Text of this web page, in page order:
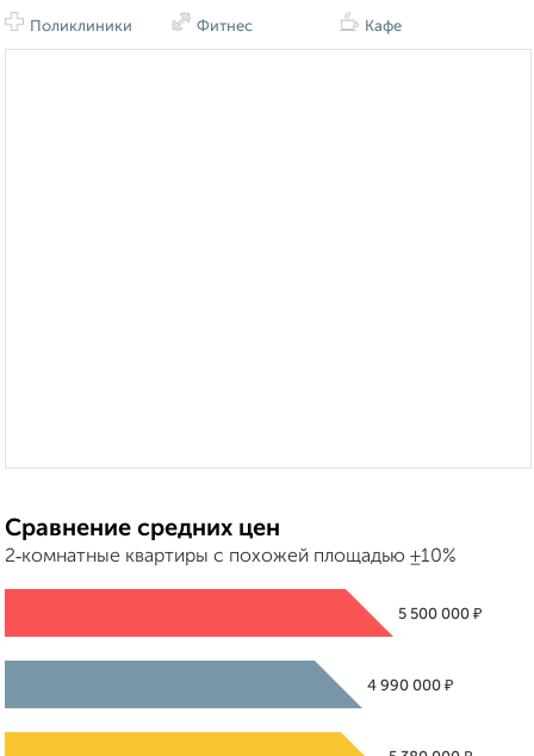
Поликлиники Фитнес Кафе
Сравнение средних цен
2‑комнатные квартиры с похожей площадью ±10%
5 500 000 ₽
4 990 000 ₽